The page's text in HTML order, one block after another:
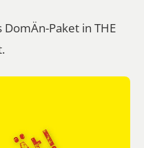
DomÄn-Paket in THE